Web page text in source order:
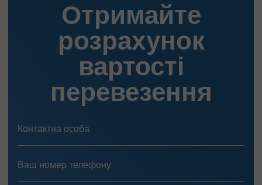
Отримайте
розрахунок
вартості
перевезення